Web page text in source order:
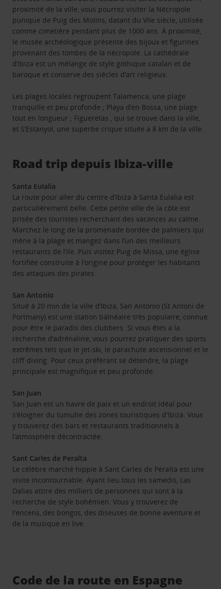
proximité de la ville, vous pourrez visiter la Nécropole
punique de Puig des Molins, datant du VIIe siècle, utilisée
comme cimetière pendant plus de 1000 ans. À proximité,
le musée archéologique présente des bijoux et figurines
provenant des tombes de la nécropole. La cathédrale
d’Ibiza est un mélange de style gothique catalan et de
baroque et conserve des siècles d’art religieux.
Les plages locales regroupent Talamenca, une plage
tranquille et peu profonde ; Playa d’en Bossa, une plage
tout en longueur ; Figueretas , qui se trouve dans la ville,
et S’Estanyol, une superbe crique située a 8 km de la ville.
Road trip depuis Ibiza-ville
Santa Eulalia
La route pour aller du centre d’Ibiza à Santa Eulalia est
particulièrement belle. Cette petite ville de la côte est
prisée des touristes recherchant des vacances au calme.
Marchez le long de la promenade bordée de palmiers qui
mène à la plage et mangez dans l’un des meilleurs
restaurants de l’ile. Puis visitez Puig de Missa, une église
fortifiée construite à l’origine pour protéger les habitants
des attaques des pirates.
San Antonio
Situé à 20 min de la ville d’Ibiza, San Antonio (St Antoni de
Portmany) est une station balnéaire très populaire, connue
pour être le paradis des clubbers. Si vous êtes a la
recherche d’adrénaline, vous pourrez pratiquer des sports
extrêmes tels que le jet-ski, le parachute ascensionnel et le
cliff diving. Pour ceux préférant se détendre, la plage
principale est magnifique et peu profonde.
San Juan
San Juan est un havre de paix et un endroit idéal pour
s’éloigner du tumulte des zones touristiques d'Ibiza. Vous
y trouverez des bars et restaurants traditionnels à
l’atmosphère décontractée.
Sant Carles de Peralta
Le célèbre marché hippie à Sant Carles de Peralta est une
visite incontournable. Ayant lieu tous les samedis, Las
Dalias attire des milliers de personnes qui sont à la
recherche de style bohémien. Vous y trouverez de
l'encens, des bongos, des diseuses de bonne aventure et
de la musique en live.
Code de la route en Espagne